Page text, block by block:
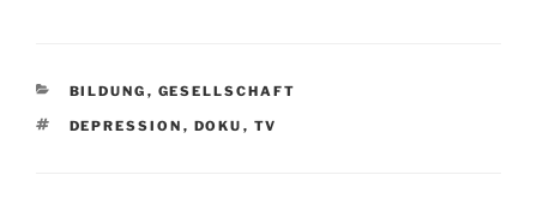
KATEGORIEN
BILDUNG , GESELLSCHAFT
SCHLAGWÖRTER
DEPRESSION , DOKU , TV